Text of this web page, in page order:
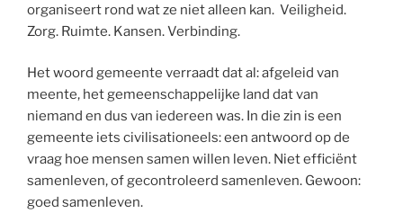
organiseert rond wat ze niet alleen kan. Veiligheid.
Zorg. Ruimte. Kansen. Verbinding.
Het woord gemeente verraadt dat al: afgeleid van
meente, het gemeenschappelijke land dat van
niemand en dus van iedereen was. In die zin is een
gemeente iets civilisationeels: een antwoord op de
vraag hoe mensen samen willen leven. Niet efficiënt
samenleven, of gecontroleerd samenleven. Gewoon:
goed samenleven.